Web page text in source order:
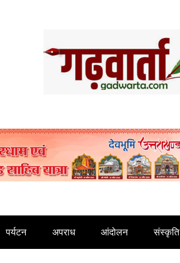
पर्यटन अपराध आंदोलन संस्कृति